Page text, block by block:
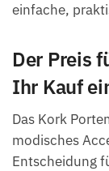
einfache,
Der Preis
Ihr Kauf
Das Kork
modisches
Entscheidung